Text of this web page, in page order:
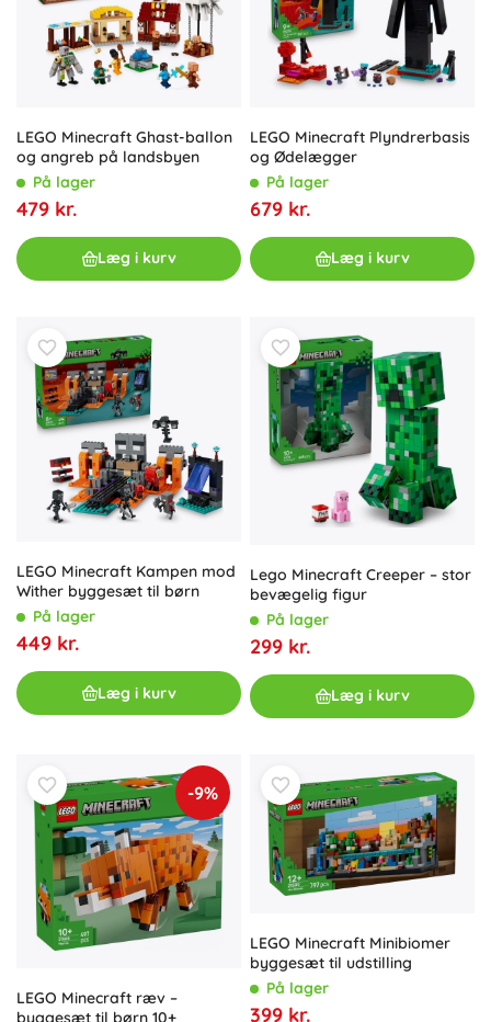
LEGO Minecraft Ghast-ballon
og angreb på landsbyen
På lager
479 kr.
Læg i kurv
LEGO Minecraft Plyndrerbasis
og Ødelægger
På lager
679 kr.
Læg i kurv
LEGO Minecraft Kampen mod
Wither byggesæt til børn
På lager
449 kr.
Læg i kurv
Lego Minecraft Creeper – stor
bevægelig figur
På lager
299 kr.
Læg i kurv
-9%
LEGO Minecraft ræv –
byggesæt til børn 10+
LEGO Minecraft Minibiomer
byggesæt til udstilling
På lager
399 kr.